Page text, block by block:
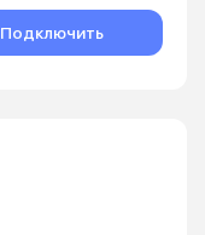
Подключить